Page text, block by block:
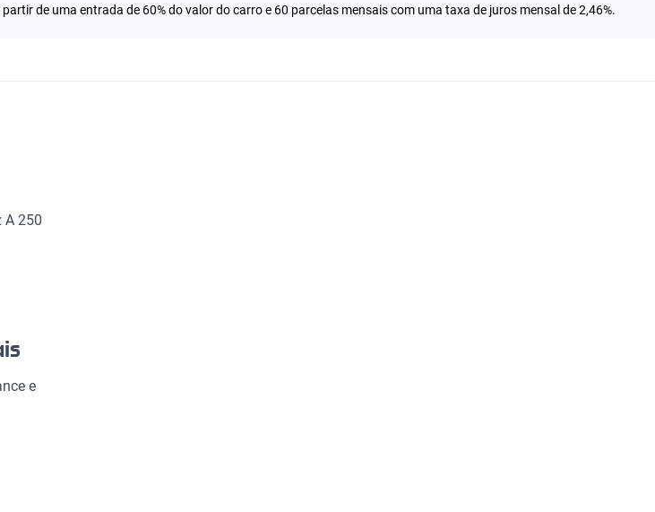
de uma entrada de 60% do valor do carro e 60 parcelas mensais com uma taxa de juros mensal de 2,46%.
A 250
e